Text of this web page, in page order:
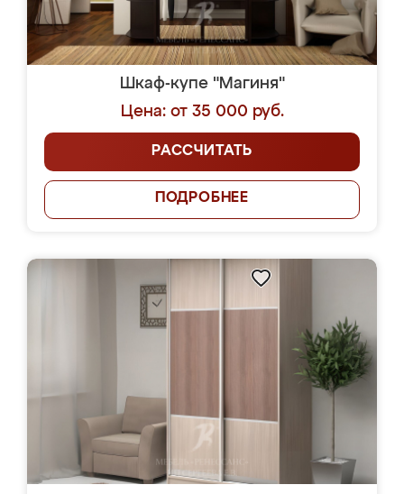
Шкаф-купе "Магиня"
Цена: от 35 000 руб.
РАССЧИТАТЬ
ПОДРОБНЕЕ